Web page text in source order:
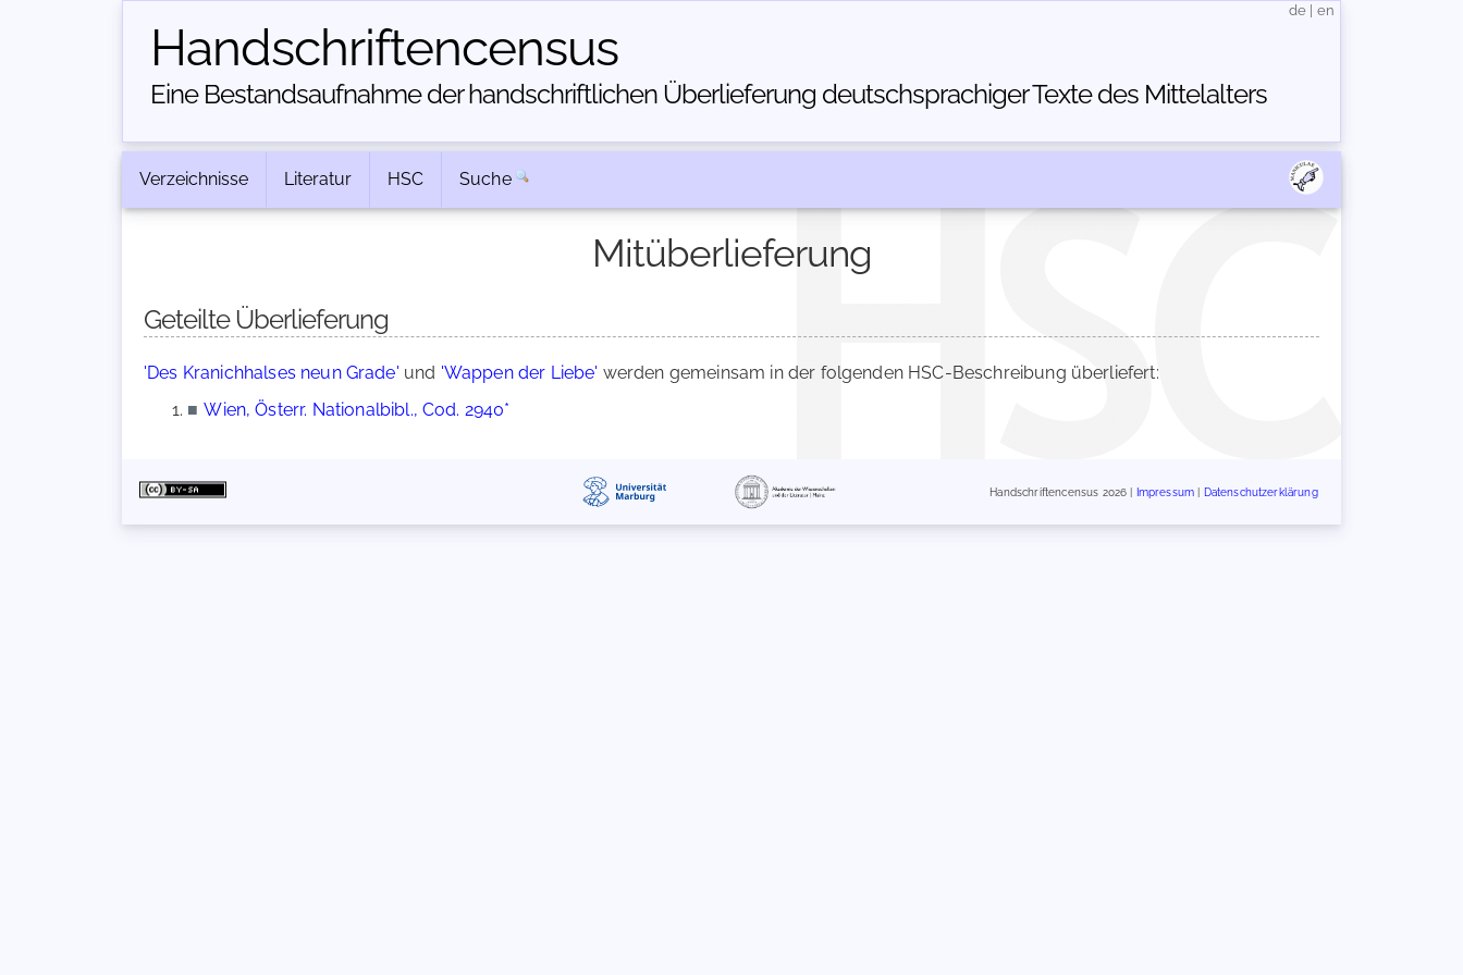
Handschriften­census
Eine Bestandsaufnahme der handschriftlichen Über­lieferung deutschsprachiger Texte des Mittelalters
de en
Verzeichnisse Literatur HSC Suche
Mitüberlieferung
Geteilte Überlieferung
'Des Kranichhalses neun Grade' und 'Wappen der Liebe' werden gemeinsam in der folgenden HSC-Beschreibung überliefert:
■ Wien, Österr. Nationalbibl., Cod. 2940*
Handschriftencensus 2026 | Impressum Datenschutzerklärung